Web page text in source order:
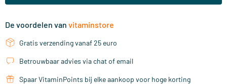
De voordelen van vitaminstore
Gratis verzending vanaf 25 euro
Betrouwbaar advies via chat of email
Spaar VitaminPoints bij elke aankoop voor hoge korting